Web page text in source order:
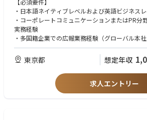
います。
「事業会社の広報として経験を積み、長期的な
「広報として自身の専門性を高めつつも、チーム
いている職場です。
【配属先情報について】
グループリーダー1名、チームリーダー1名、チ
名、アルバイト1名、業務委託1名）の6名体制。
■使用ツール
・メール、Slack、Google Chat、Zoom、
・PR-TIMES、日経テレコン、Wordpress、
・Microsoft（Word、Excel、PowerPoint）、
プレッドシート、スライド） など
■語学力
・日本語ネイティブレベル
・（尚可）TOEIC600点以上
・社内・変革コミュニケーション：
全社員に向けた情報発信、リーダーシップメッ
トラネットコンテンツの管理を担当します。特に
コミュニケーションを主導し、社員のエンゲー
・マーケティングコミュニケーション支援：
各ビジネス部門の営業・マーケティング活動を
ト・デジタルキャンペーンにおけるブランドの
ポレートアイデンティティの観点から、各部門
【必須要件】
・日本語ネイティブレベルおよび英語ビジネス
・コーポレートコミュニケーションまたはPR分
実務経験
・多国籍企業での広報業務経験（グローバル本社
・メディアリレーションズの経験
・デジタルコミュニケーションツールおよびSNS
・変革コミュニケーション、危機対応の経験
※マネジメント経験は問いません
東京都 想定年収
求人エントリー